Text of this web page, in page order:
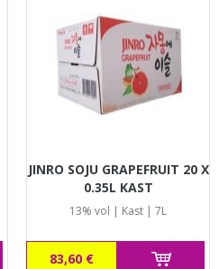
JINRO SOJU GRAPEFRUIT 20 X
0.35L KAST
13% vol | Kast | 7L
83,60 €